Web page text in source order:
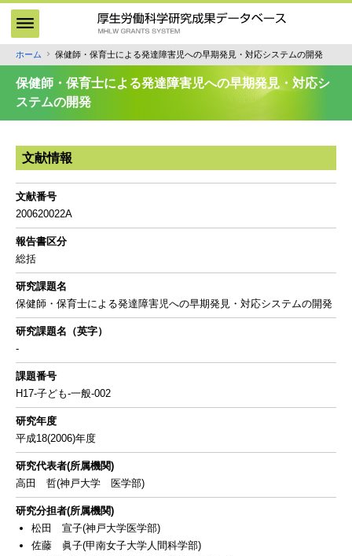
ン
パ
ン
く
ホーム 保健師・保育士による発達障害児への早期発見・対応システムの開発
保健師・保育士による発達障害児への早期発見・対応シ
ステムの開発
文献情報
文献番号
200620022A
報告書区分
総括
研究課題名
保健師・保育士による発達障害児への早期発見・対応システムの開発
研究課題名（英字）
-
課題番号
H17-子ども-一般-002
研究年度
平成18(2006)年度
研究代表者(所属機関)
高田 哲(神戸大学 医学部)
研究分担者(所属機関)
松田 宣子(神戸大学医学部)
佐藤 眞子(甲南女子大学人間科学部)